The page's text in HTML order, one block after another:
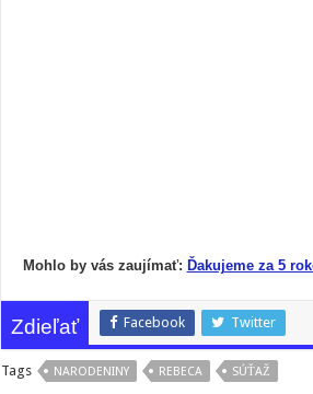
Mohlo by vás zaujímať: Ďakujeme za 5
Zdieľať Facebook Twitter
Tags NARODENINY REBECA SÚŤAŽ